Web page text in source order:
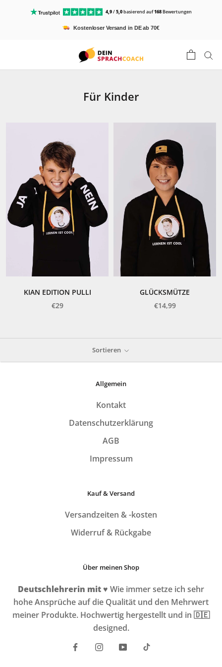
Kostenloser Versand in DE ab 70€
4,9/5,0basierend auf168Bewertungen
Für Kinder
KIAN EDITION PULLI
€29
GLÜCKSMÜTZE
€14,99
Sortieren
Allgemein
Kontakt
Datenschutzerklärung
AGB
Impressum
Kauf & Versand
Versandzeiten & -kosten
Widerruf & Rückgabe
Über meinen Shop
Deutschlehrerin mit ♥️ Wie immer setze ich sehr
hohe Ansprüche auf die Qualität und den Mehrwert
meiner Produkte. Hochwertig hergestellt und in 🇩🇪
designed.